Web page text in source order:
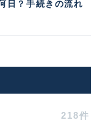
日？手続きの流れ
218件